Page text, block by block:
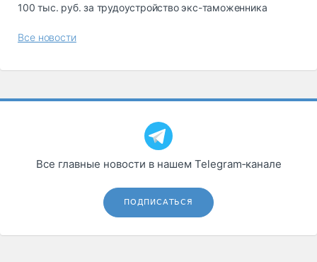
100 тыс. руб. за трудоустройство экс-таможенника
Все новости
Все главные новости в нашем Telegram‑канале
ПОДПИСАТЬСЯ